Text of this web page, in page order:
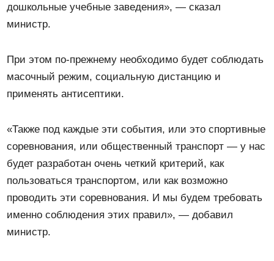
дошкольные учебные заведения», — сказал
министр.
При этом по-прежнему необходимо будет соблюдать
масочный режим, социальную дистанцию и
применять антисептики.
«Также под каждые эти события, или это спортивные
соревнования, или общественный транспорт — у нас
будет разработан очень четкий критерий, как
пользоваться транспортом, или как возможно
проводить эти соревнования. И мы будем требовать
именно соблюдения этих правил», — добавил
министр.